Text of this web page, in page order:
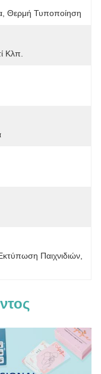
Θερμή Τυποποίηση
Κλπ.
Παιχνιδιών